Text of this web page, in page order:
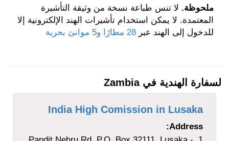
ملحوظة. لا تنس طباعة نسخة من وثيقة التأشيرة
المعتمدة. لا يمكن استخدام تأشيرات الهند الإلكترونية إلا
للدخول إلى الهند عبر 28 مطارًا و5 موانئ بحرية
لسفارة الهندية في Zambia
India High Comission in Lusaka
Address: